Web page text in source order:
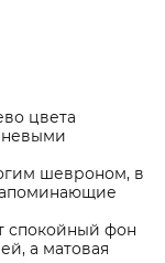
цвета
шевроном, в
спокойный фон
а матовая